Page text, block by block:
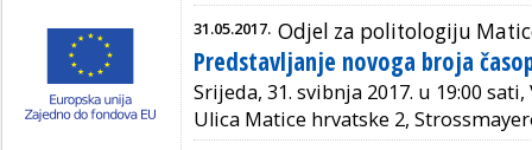
31.05.2017. Odjel za politologiju
Predstavljanje novoga broja
Srijeda, 31. svibnja 2017. u 19:00
Ulica Matice hrvatske 2,